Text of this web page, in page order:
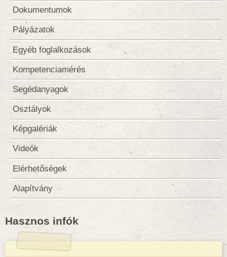
Dokumentumok
Pályázatok
Egyéb foglalkozások
Kompetenciamérés
Segédanyagok
Osztályok
Képgalériák
Videók
Elérhetőségek
Alapítvány
Hasznos infók